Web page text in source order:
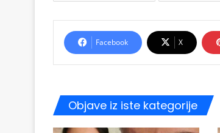
Facebook X
Objave iz iste kategorije